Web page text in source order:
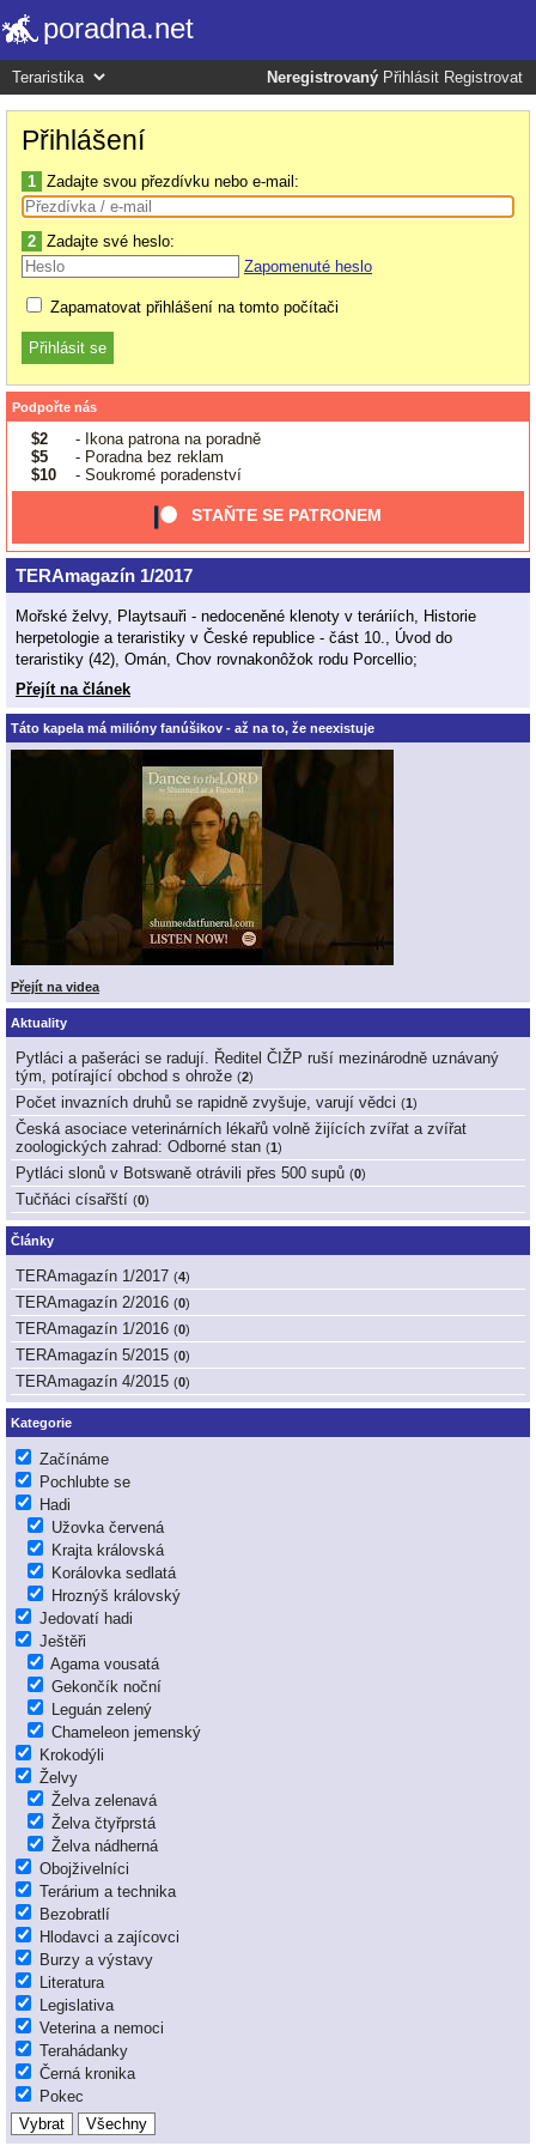
poradna.net
Neregistrovaný Přihlásit Registrovat
Přihlášení
1 Zadajte svou přezdívku nebo e-mail:
2 Zadajte své heslo:
Zapomenuté heslo
Zapamatovat přihlášení na tomto počítači
Podpořte nás
$2
- Ikona patrona na poradně
$5
- Poradna bez reklam
$10
- Soukromé poradenství
STAŇTE SE PATRONEM
TERAmagazín 1/2017
Mořské želvy, Playtsauři - nedoceněné klenoty v teráriích, Historie
herpetologie a teraristiky v České republice - část 10., Úvod do
teraristiky (42), Omán, Chov rovnakonôžok rodu Porcellio;
Přejít na článek
Táto kapela má milióny fanúšikov - až na to, že neexistuje
Přejít na videa
Aktuality
Pytláci a pašeráci se radují. Ředitel ČIŽP ruší mezinárodně uznávaný
tým, potírající obchod s ohrože (2)
Počet invazních druhů se rapidně zvyšuje, varují vědci (1)
Česká asociace veterinárních lékařů volně žijících zvířat a zvířat
zoologických zahrad: Odborné stan (1)
Pytláci slonů v Botswaně otrávili přes 500 supů (0)
Tučňáci císařští (0)
Články
TERAmagazín 1/2017 (4)
TERAmagazín 2/2016 (0)
TERAmagazín 1/2016 (0)
TERAmagazín 5/2015 (0)
TERAmagazín 4/2015 (0)
Kategorie
Začínáme
Pochlubte se
Hadi
Užovka červená
Krajta královská
Korálovka sedlatá
Hroznýš královský
Jedovatí hadi
Ještěři
Agama vousatá
Gekončík noční
Leguán zelený
Chameleon jemenský
Krokodýli
Želvy
Želva zelenavá
Želva čtyřprstá
Želva nádherná
Obojživelníci
Terárium a technika
Bezobratlí
Hlodavci a zajícovci
Burzy a výstavy
Literatura
Legislativa
Veterina a nemoci
Terahádanky
Černá kronika
Pokec